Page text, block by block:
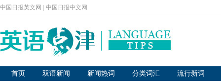
中国日报英文网 中国日报中文网
首页 双语新闻 新闻热词 分类词汇 流行新词